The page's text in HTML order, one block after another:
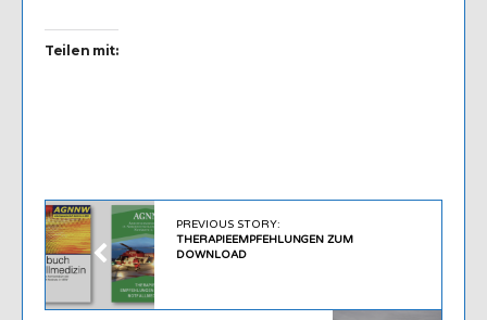
Teilen mit:
PREVIOUS STORY:
THERAPIEEMPFEHLUNGEN ZUM
DOWNLOAD